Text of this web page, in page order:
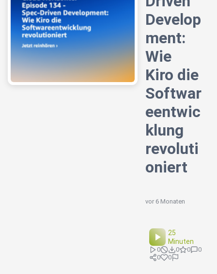
Develop
ment:
Wie
Kiro die
Softwar
eentwic
klung
revoluti
oniert
vor 6 Monaten
25
Minuten
0 0 0
0
0
0